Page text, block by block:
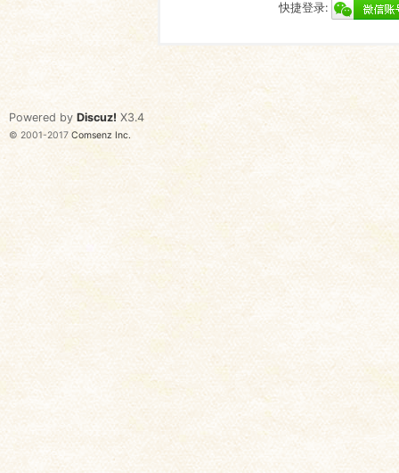
快捷登录:
Powered by Discuz! X3.4
© 2001-2017 Comsenz Inc.